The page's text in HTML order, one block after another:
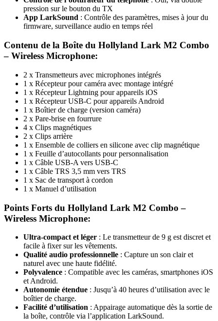
pression sur le bouton du TX
App LarkSound : Contrôle des paramètres, mises à jour du
firmware, surveillance audio en temps réel
Contenu de la Boîte du Hollyland Lark M2 Combo
– Wireless Microphone:
2 x Transmetteurs avec microphones intégrés
1 x Récepteur pour caméra avec montage intégré
1 x Récepteur Lightning pour appareils iOS
1 x Récepteur USB-C pour appareils Android
1 x Boîtier de charge (version caméra)
2 x Pare-brise en fourrure
4 x Clips magnétiques
2 x Clips arrière
1 x Ensemble de colliers en silicone avec clip magnétique
1 x Feuille d’autocollants pour personnalisation
1 x Câble USB-A vers USB-C
1 x Câble TRS 3,5 mm vers TRS
1 x Sac de transport à cordon
1 x Manuel d’utilisation
Points Forts du Hollyland Lark M2 Combo –
Wireless Microphone:
Ultra-compact et léger : Le transmetteur de 9 g est discret et
facile à fixer sur les vêtements.
Qualité audio professionnelle : Capture un son clair et
naturel avec une haute fidélité.
Polyvalence : Compatible avec les caméras, smartphones iOS
et Android.
Autonomie étendue : Jusqu’à 40 heures d’utilisation avec le
boîtier de charge.
Facilité d’utilisation : Appairage automatique dès la sortie de
la boîte, contrôle via l’application LarkSound.